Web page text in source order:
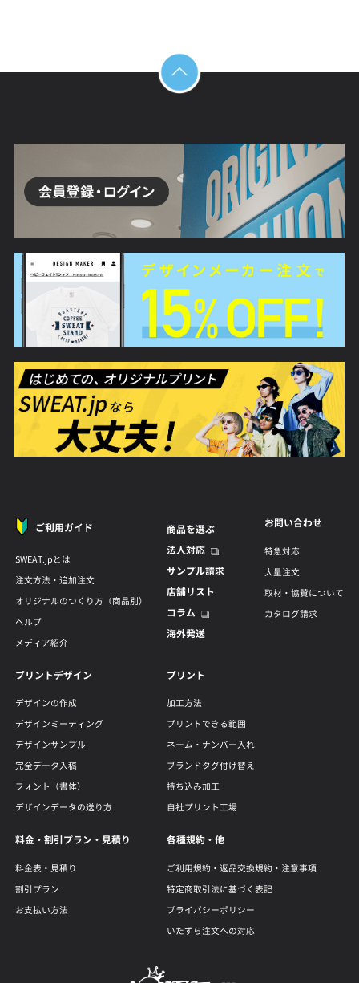
ご利用ガイド
SWEAT.jpとは
注文方法・追加注文
オリジナルのつくり方（商品別）
ヘルプ
メディア紹介
商品を選ぶ
法人対応
サンプル請求
店舗リスト
コラム
海外発送
お問い合わせ
特急対応
大量注文
取材・協賛について
カタログ請求
プリントデザイン
デザインの作成
デザインミーティング
デザインサンプル
完全データ入稿
フォント（書体）
デザインデータの送り方
プリント
加工方法
プリントできる範囲
ネーム・ナンバー入れ
ブランドタグ付け替え
持ち込み加工
自社プリント工場
料金・割引プラン・見積り
料金表・見積り
割引プラン
お支払い方法
各種規約・他
ご利用規約・返品交換規約・注意事項
特定商取引法に基づく表記
プライバシーポリシー
いたずら注文への対応